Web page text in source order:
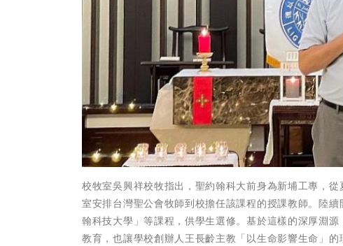
校牧室吳興祥校牧指出，聖約翰科大前身為新埔工專，
室安排台灣聖公會牧師到校擔任該課程的授課教師。陸
翰科技大學」等課程，供學生選修。基於這樣的深厚淵
教育，也讓學校創辦人王長齡主教「以生命影響生命」的